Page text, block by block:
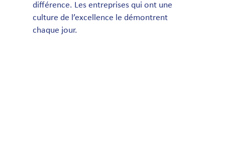
différence. Les entreprises qui ont une
culture de l’excellence le démontrent
chaque jour.